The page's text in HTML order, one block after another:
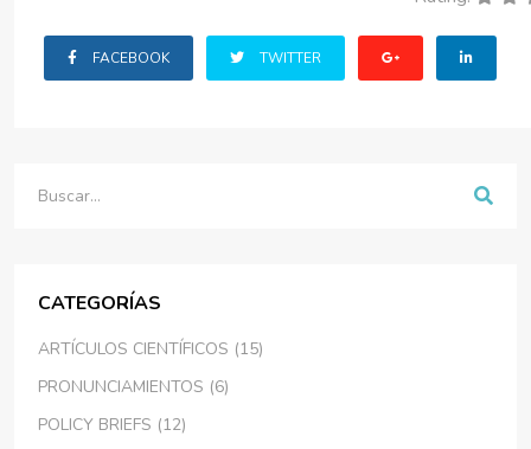
FACEBOOK TWITTER
CATEGORÍAS
ARTÍCULOS CIENTÍFICOS (15)
PRONUNCIAMIENTOS (6)
POLICY BRIEFS (12)